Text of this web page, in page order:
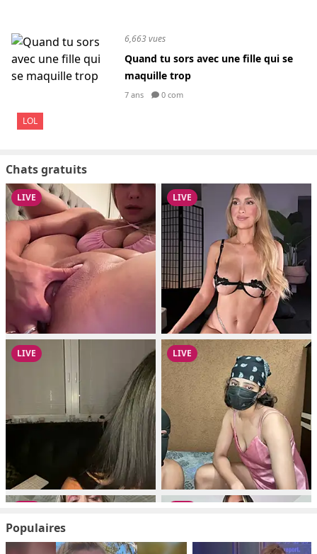
LOL
6,663 vues
Quand tu sors avec une fille qui se
maquille trop
7 ans 0 com
Chats gratuits
Populaires